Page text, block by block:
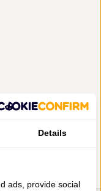
Details
ads, provide social